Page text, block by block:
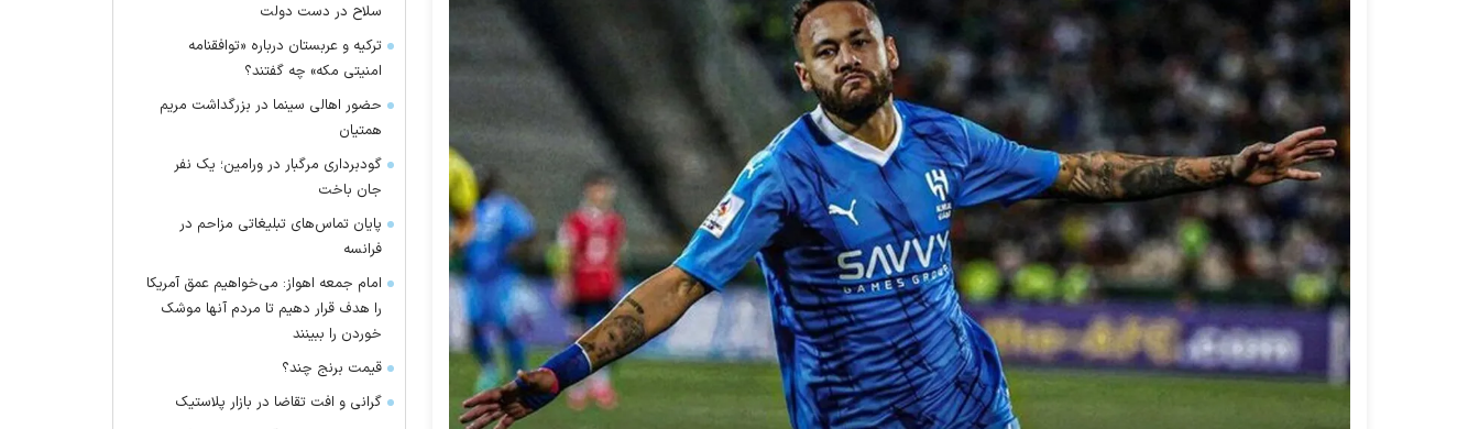
سلاح در دست دولت
ترکیه و عربستان درباره «توافقنامه
امنیتی مکه» چه گفتند؟
حضور اهالی سینما در بزرگداشت مریم
همتیان
گودبرداری مرگبار در ورامین؛ یک نفر
جان باخت
پایان تماس‌های تبلیغاتی مزاحم در
فرانسه
امام جمعه اهواز: می‌خواهیم عمق آمریکا
را هدف قرار دهیم تا مردم آنها موشک
خوردن را ببینند
قیمت برنج چند؟
گرانی و افت تقاضا در بازار پلاستیک